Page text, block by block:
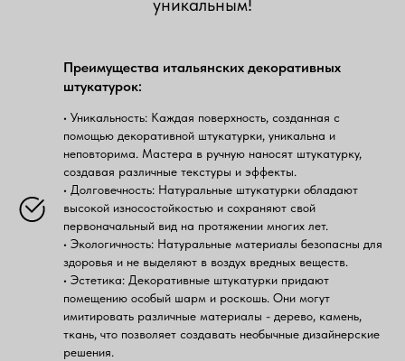
уникальным!
Преимущества итальянских декоративных
штукатурок:
• Уникальность: Каждая поверхность, созданная с
помощью декоративной штукатурки, уникальна и
неповторима. Мастера в ручную наносят штукатурку,
создавая различные текстуры и эффекты.
• Долговечность: Натуральные штукатурки обладают
высокой износостойкостью и сохраняют свой
первоначальный вид на протяжении многих лет.
• Экологичность: Натуральные материалы безопасны для
здоровья и не выделяют в воздух вредных веществ.
• Эстетика: Декоративные штукатурки придают
помещению особый шарм и роскошь. Они могут
имитировать различные материалы - дерево, камень,
ткань, что позволяет создавать необычные дизайнерские
решения.